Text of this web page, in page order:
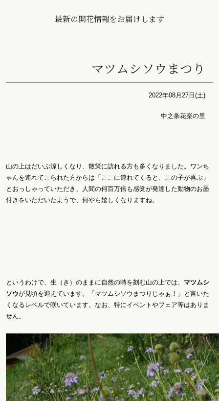
最新の開花情報をお届けします
マツムシソウまつり
2022年08月27日(土)
中之条花楽の里
山の上はだいぶ涼しくなり、散策に訪れる方も多くなりました。ワンち
ゃんを連れてこられた方からは「ここに連れてくると、この子が喜ぶ」
とおっしゃっていただき、人間の何百万倍も感覚が発達した動物のお墨
付きをいただいたようで、何やら嬉しくなりますね。
というわけで、生（き）のままに自然の時を刻む山の上では、 マツムシ
ソウが見頃を迎えています。「マツムシソウまつりじゃぁ！」と言いた
くなるレベルで咲いています。なお、特にイベントやフェア等はありま
せん。